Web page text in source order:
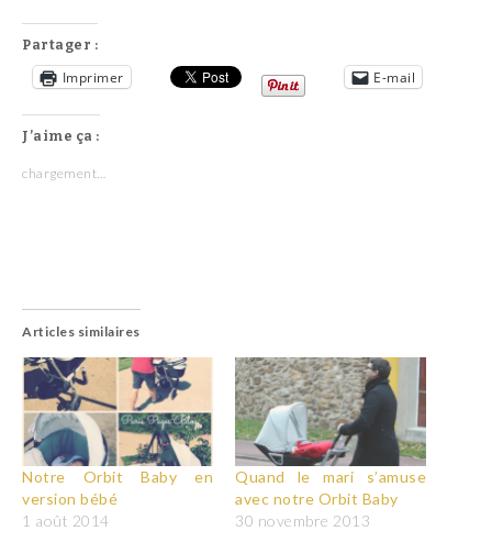
Partager :
Imprimer E-mail
J’aime ça :
chargement…
Articles similaires
Notre Orbit Baby en
version bébé
1 août 2014
Quand le mari s’amuse
avec notre Orbit Baby
30 novembre 2013